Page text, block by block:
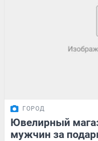
ГОРОД
Ювелирный
мужчин за